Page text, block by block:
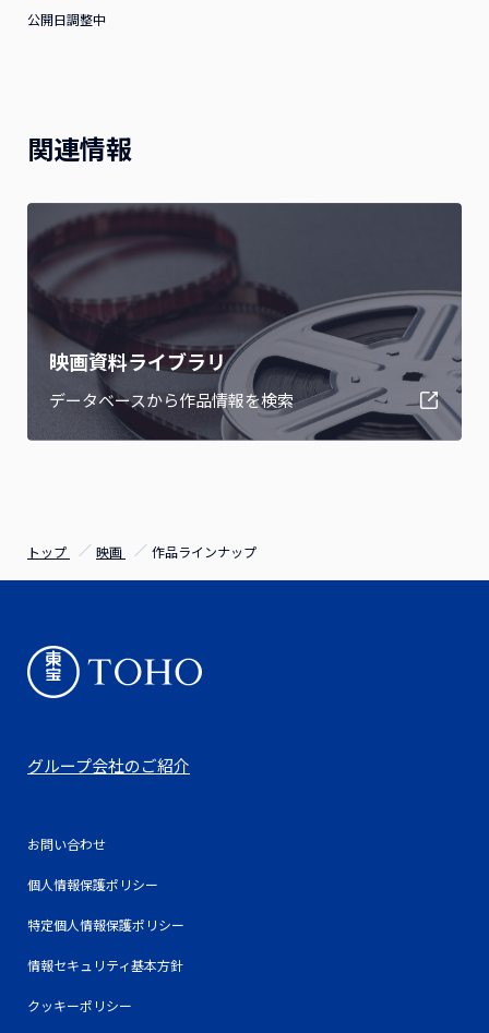
公開日調整中
関連情報
映画資料ライブラリ
データベースから作品情報を検索
トップ 映画 作品ラインナップ
グループ会社のご紹介
お問い合わせ
個人情報保護ポリシー
特定個人情報保護ポリシー
情報セキュリティ基本方針
クッキーポリシー